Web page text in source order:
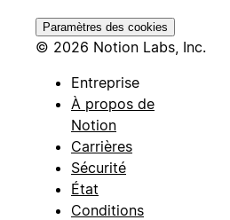
Paramètres des cookies
© 2026 Notion Labs, Inc.
Entreprise
À propos de
Notion
Carrières
Sécurité
État
Conditions